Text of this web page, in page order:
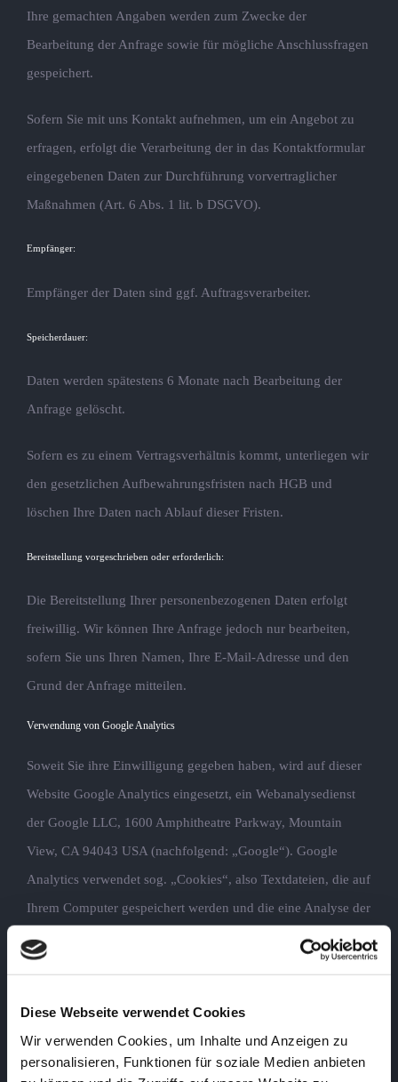
Diese Webseite verwendet Cookies
Wir verwenden Cookies, um Inhalte und Anzeigen zu
personalisieren, Funktionen für soziale Medien anbieten
Ihre gemachten Angaben werden zum Zwecke der
Bearbeitung der Anfrage sowie für mögliche Anschlussfragen
gespeichert.
Sofern Sie mit uns Kontakt aufnehmen, um ein Angebot zu
erfragen, erfolgt die Verarbeitung der in das Kontaktformular
eingegebenen Daten zur Durchführung vorvertraglicher
Maßnahmen (Art. 6 Abs. 1 lit. b DSGVO).
Empfänger:
Empfänger der Daten sind ggf. Auftragsverarbeiter.
Speicherdauer:
Daten werden spätestens 6 Monate nach Bearbeitung der
Anfrage gelöscht.
Sofern es zu einem Vertragsverhältnis kommt, unterliegen wir
den gesetzlichen Aufbewahrungsfristen nach HGB und
löschen Ihre Daten nach Ablauf dieser Fristen.
Bereitstellung vorgeschrieben oder erforderlich:
Die Bereitstellung Ihrer personenbezogenen Daten erfolgt
freiwillig. Wir können Ihre Anfrage jedoch nur bearbeiten,
sofern Sie uns Ihren Namen, Ihre E-Mail-Adresse und den
Grund der Anfrage mitteilen.
Verwendung von Google Analytics
Soweit Sie ihre Einwilligung gegeben haben, wird auf dieser
Website Google Analytics eingesetzt, ein Webanalysedienst
der Google LLC, 1600 Amphitheatre Parkway, Mountain
View, CA 94043 USA (nachfolgend: „Google“). Google
Analytics verwendet sog. „Cookies“, also Textdateien, die auf
Ihrem Computer gespeichert werden und die eine Analyse der
Benutzung der Webseite durch Sie ermöglichen. Die durch
das Cookie erzeugten Informationen über Ihre Benutzung
Google in den USA übertragen und dort gespeichert.
Aufgrund der Aktivierung der IP-Anonymisierung auf diesen
Webseiten, wird Ihre IP-Adresse von Google jedoch innerhalb